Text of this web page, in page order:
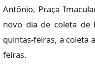
Antônio, Praça
novo dia de coleta de
quintas-feiras, a coleta
feiras.